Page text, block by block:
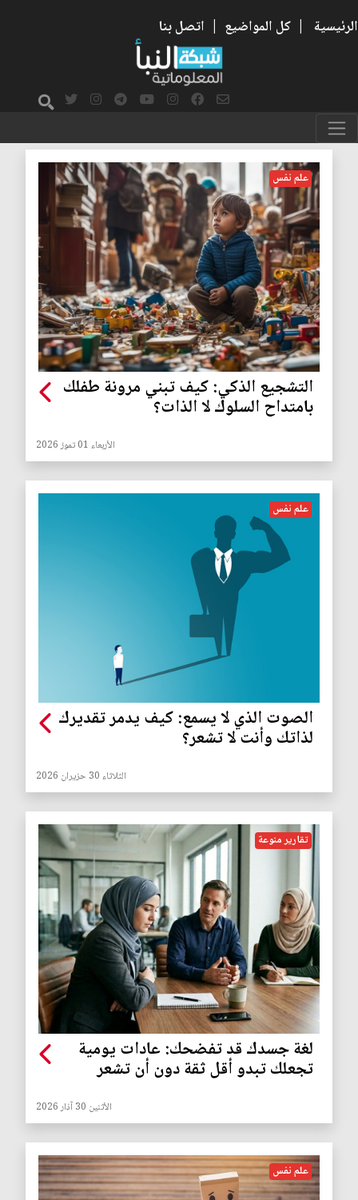
الرئيسية | كل المواضيع | اتصل بنا
الثقة بالنفس
علم نفس
التشجيع الذكي: كيف تبني مرونة طفلك
بامتداح السلوك لا الذات؟
الأربعاء 01 تموز 2026
علم نفس
الصوت الذي لا يسمع: كيف يدمر تقديرك
لذاتك وأنت لا تشعر؟
الثلاثاء 30 حزيران 2026
تقارير منوعة
لغة جسدك قد تفضحك: عادات يومية
تجعلك تبدو أقل ثقة دون أن تشعر
الأثنين 30 آذار 2026
علم نفس